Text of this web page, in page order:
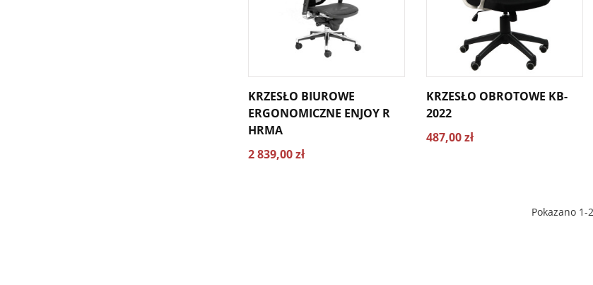
KRZESŁO BIUROWE
ERGONOMICZNE ENJOY R
HRMA
2 839,00 zł
KRZESŁO OBROTOWE KB-
2022
487,00 zł
Pokazano 1-